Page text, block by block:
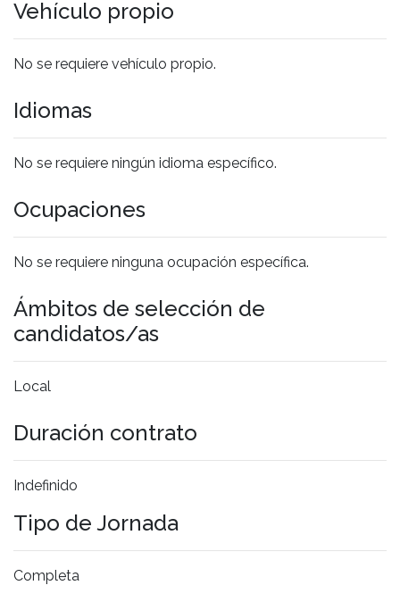
Vehículo propio
No se requiere vehículo propio.
Idiomas
No se requiere ningún idioma específico.
Ocupaciones
No se requiere ninguna ocupación específica.
Ámbitos de selección de
candidatos/as
Local
Duración contrato
Indefinido
Tipo de Jornada
Completa